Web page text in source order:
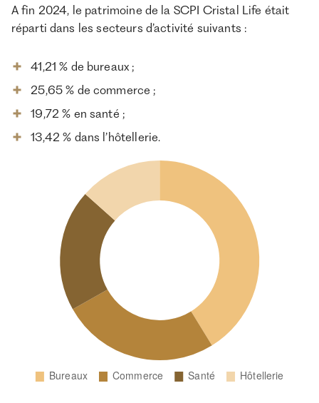
A fin 2024, le patrimoine de la SCPI Cristal Life était
réparti dans les secteurs d’activité suivants :
41,21 % de bureaux ;
25,65 % de commerce ;
19,72 % en santé ;
13,42 % dans l’hôtellerie.